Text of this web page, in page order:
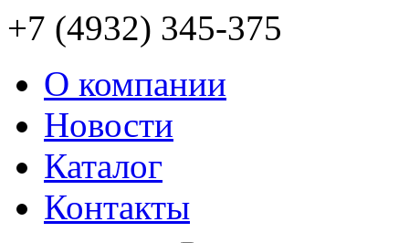
+7 (4932) 345-375
О компании
Новости
Каталог
Контакты